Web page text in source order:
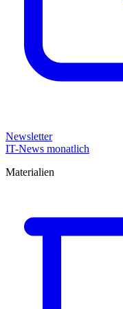
Newsletter
IT-News monatlich
Materialien